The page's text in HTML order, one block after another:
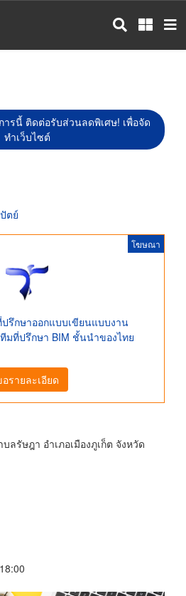
ารนี้ ติดต่อรับส่วนลดพิเศษ! เพื่อจัด
ทำเว็บไซต์
ตย์
โฆษณา
รึกษาออกแบบเขียนแบบงาน
มที่ปรึกษา BIM ชั้นนำของไทย
รายละเอียด
ลรัษฎา อำเภอเมืองภูเก็ต จังหวัด